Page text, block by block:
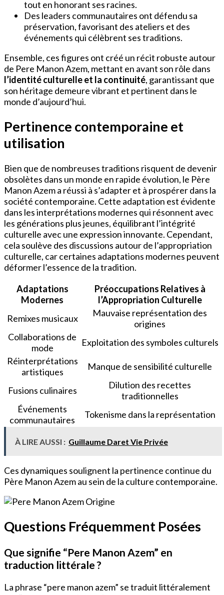
tout en honorant ses racines.
Des leaders communautaires ont défendu sa
préservation, favorisant des ateliers et des
événements qui célèbrent ses traditions.
Ensemble, ces figures ont créé un récit robuste autour
de Pere Manon Azem, mettant en avant son rôle dans
l’identité culturelle et la continuité, garantissant que
son héritage demeure vibrant et pertinent dans le
monde d’aujourd’hui.
Pertinence contemporaine et
utilisation
Bien que de nombreuses traditions risquent de devenir
obsolètes dans un monde en rapide évolution, le Père
Manon Azem a réussi à s’adapter et à prospérer dans la
société contemporaine. Cette adaptation est évidente
dans les interprétations modernes qui résonnent avec
les générations plus jeunes, équilibrant l’intégrité
culturelle avec une expression innovante. Cependant,
cela soulève des discussions autour de l’appropriation
culturelle, car certaines adaptations modernes peuvent
déformer l’essence de la tradition.
Adaptations
Modernes
Préoccupations Relatives à
l’Appropriation Culturelle
Remixes musicaux
Mauvaise représentation des
origines
Collaborations de
mode
Exploitation des symboles culturels
Réinterprétations
artistiques
Manque de sensibilité culturelle
Fusions culinaires
Dilution des recettes
traditionnelles
Événements
communautaires
Tokenisme dans la représentation
À LIRE AUSSI : Guillaume Daret Vie Privée
Ces dynamiques soulignent la pertinence continue du
Père Manon Azem au sein de la culture contemporaine.
Questions Fréquemment Posées
Que signifie “Pere Manon Azem” en
traduction littérale ?
La phrase “pere manon azem” se traduit littéralement